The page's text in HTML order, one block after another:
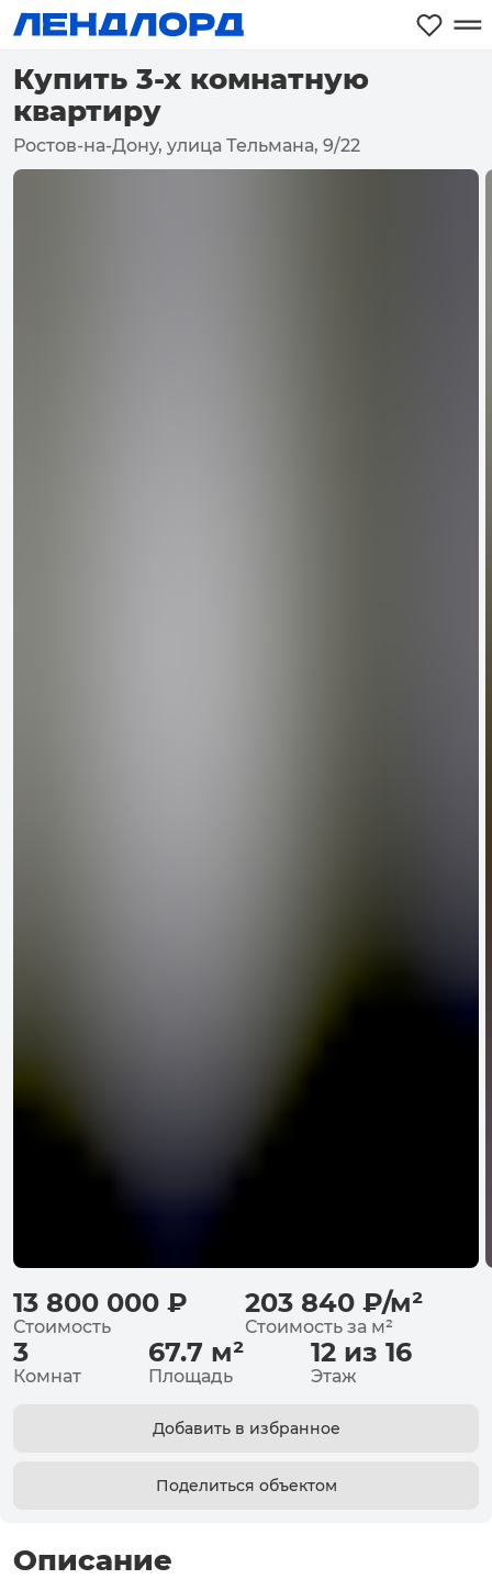
Купить 3-х комнатную
квартиру
Ростов-на-Дону, улица Тельмана, 9/22
13 800 000 ₽
Стоимость
203 840 ₽/м²
Стоимость за м²
3
Комнат
67.7 м²
Площадь
12 из 16
Этаж
Добавить в избранное
Поделиться объектом
Описание